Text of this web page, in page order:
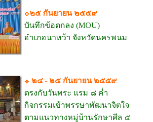
๒๕ กันยายน ๒๕๕๙
บันทึกข้อตกลง (MOU)
อำเภอนาหว้า จังหวัดนครพนม
๒๔ - ๒๕ กันยายน ๒๕๕๙
ตรงกับวันพระ แรม ๘ ค่ำ
กิจกรรมเข้าพรรษาพัฒนาจิตใจ
ตามแนวทางหมู่บ้านรักษาศีล ๕